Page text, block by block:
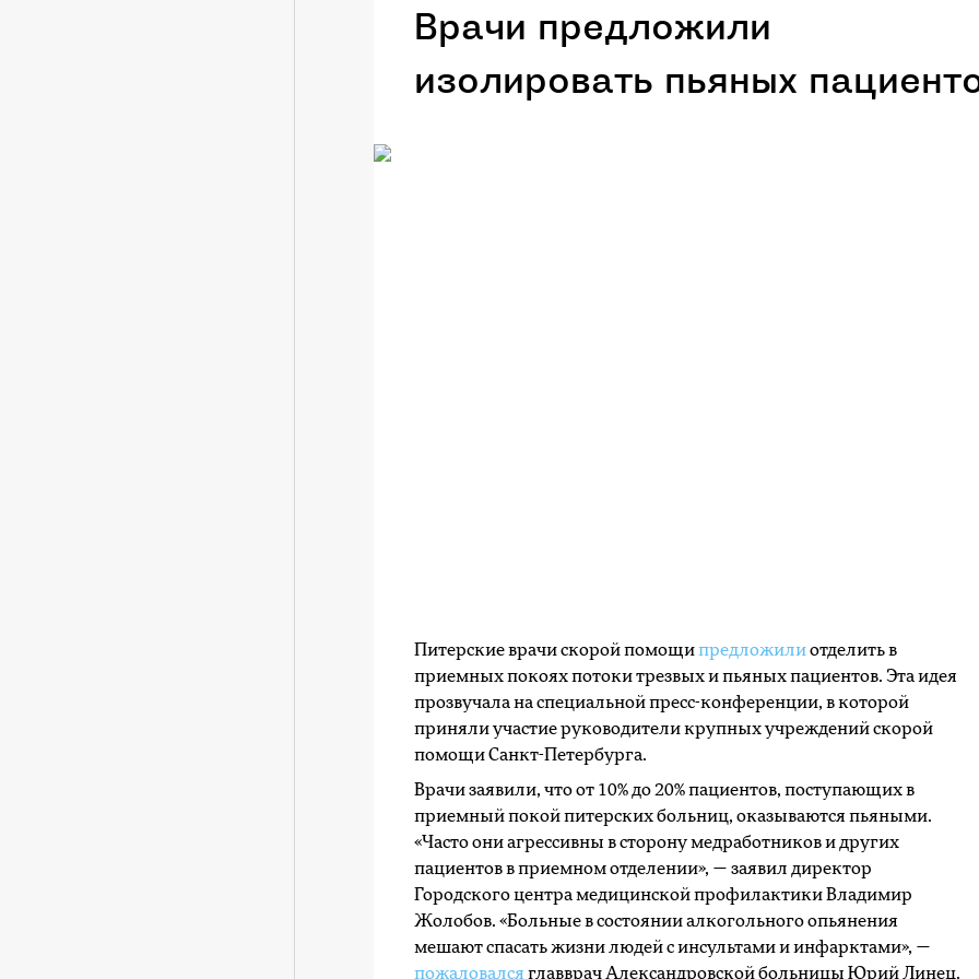
Врачи предложили
изолировать пьяных
Питерские врачи скорой помощипредложилиотделить в
приемных покоях потоки трезвых и пьяных пациентов. Эта идея
прозвучала на специальной пресс-конференции, в которой
приняли участие руководители крупных учреждений скорой
помощи Санкт-Петербурга.
Врачи заявили, что от 10% до 20% пациентов, поступающих в
приемный покой питерских больниц, оказываются пьяными.
«Часто они агрессивны в сторону медработников и других
пациентов в приемном отделении», — заявил директор
Городского центра медицинской профилактики Владимир
Жолобов. «Больные в состоянии алкогольного опьянения
мешают спасать жизни людей с инсультами и инфарктами», —
пожаловался главврач Александровской больницы Юрий Линец.